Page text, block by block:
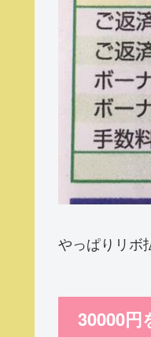
やっぱりリボ
30000円